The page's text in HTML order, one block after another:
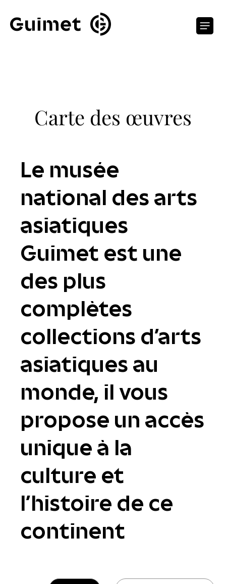
Carte des œuvres
Le musée
national des arts
asiatiques
Guimet est une
des plus
complètes
collections d'arts
asiatiques au
monde, il vous
propose un accès
unique à la
culture et
l’histoire de ce
continent